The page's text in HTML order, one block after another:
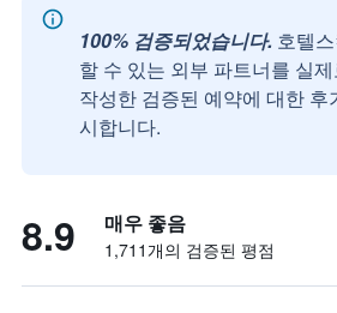
100% 검증되었습니다. 호텔
할 수 있는 외부 파트너를 실
작성한 검증된 예약에 대한 후
시합니다.
8.9 매우 좋음
1,711개의 검증된 평점